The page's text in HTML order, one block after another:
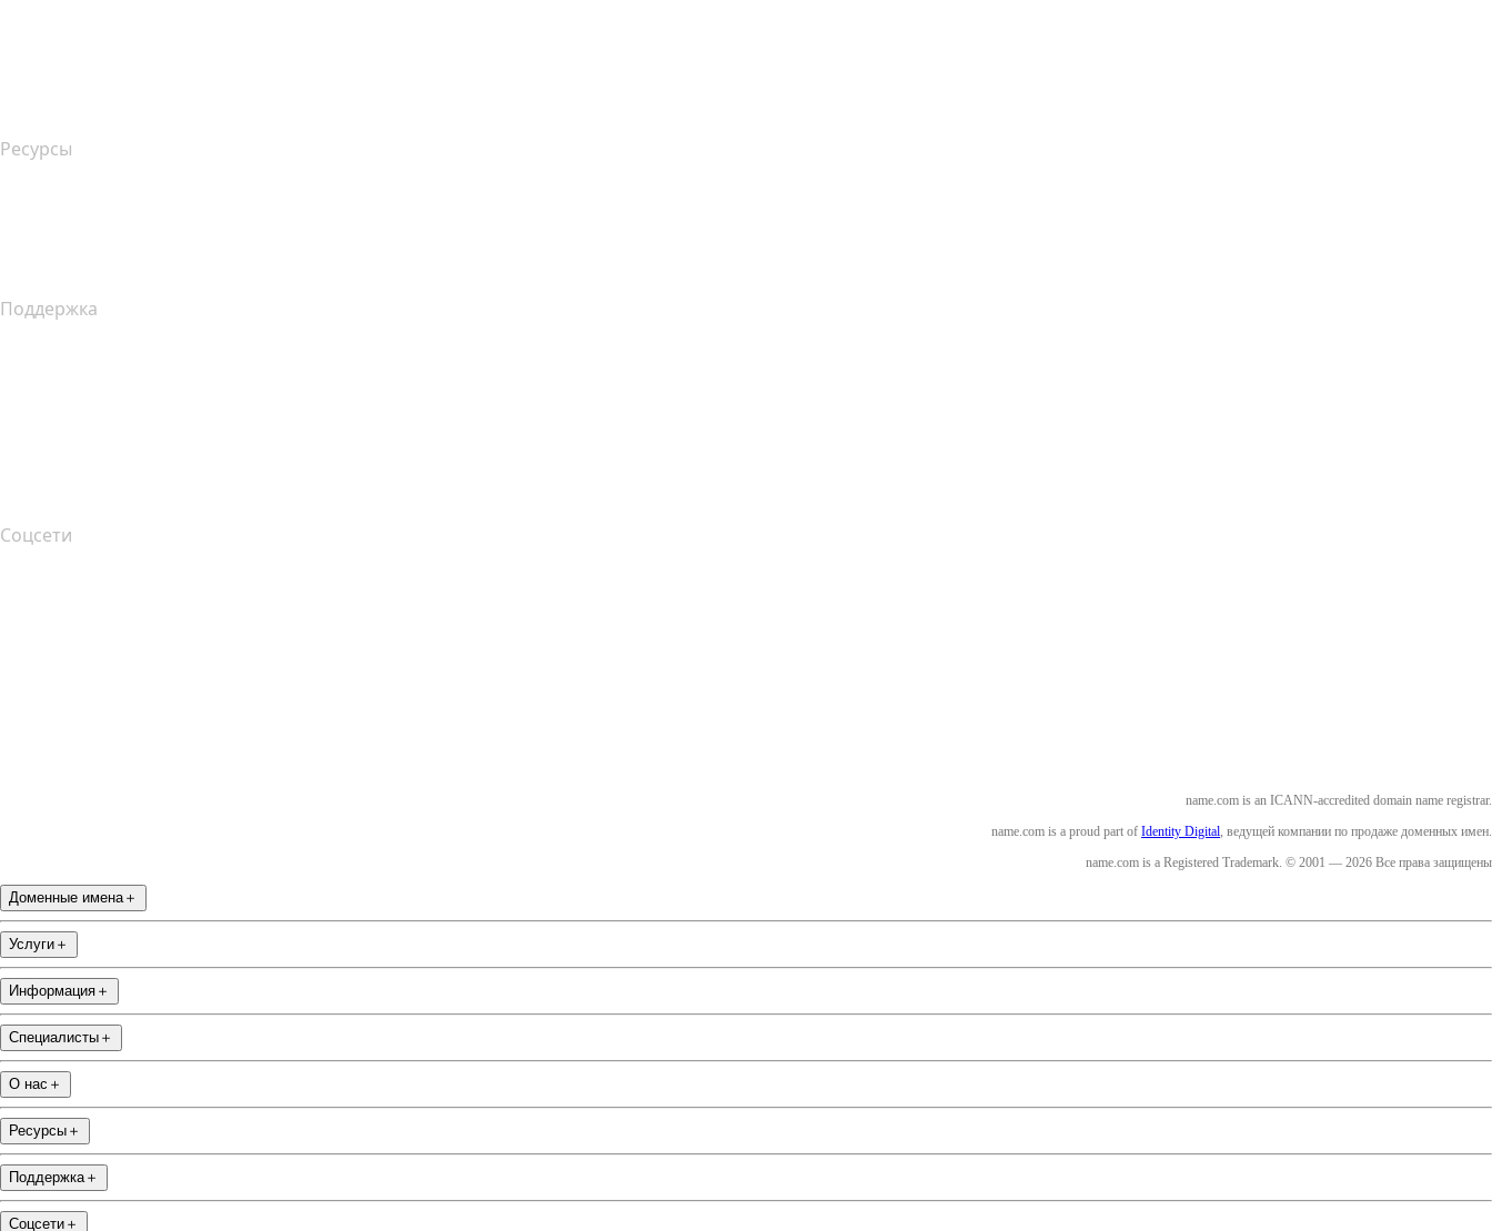
Ресурсы
Поддержка
Соцсети
name.com is an ICANN-accredited domain name registrar.
name.com is a proud part of Identity Digital, ведущей компании по продаже доменных имен.
name.com is a Registered Trademark. © 2001 — 2026 Все права защищены
Доменные имена＋
Услуги ＋
Информация ＋
Специалисты ＋
О нас ＋
Ресурсы ＋
Поддержка＋
Соцсети ＋